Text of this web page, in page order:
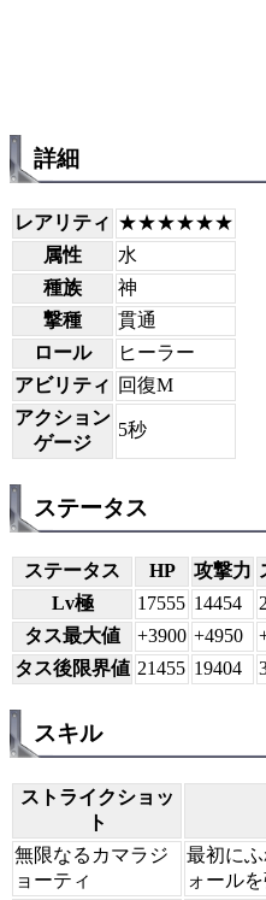
詳細
レアリティ ★★★★★★
属性
水
種族
神
撃種
貫通
ロール
ヒーラー
アビリティ 回復M
アクション
ゲージ
5秒
ステータス
ステータス HP 攻撃力
Lv極
17555 14454
タス最大値
+3900 +4950
タス後限界値 21455 19404
スキル
ストライクショッ
ト
無限なるカマラジ
ョーティ
最初に
ォール